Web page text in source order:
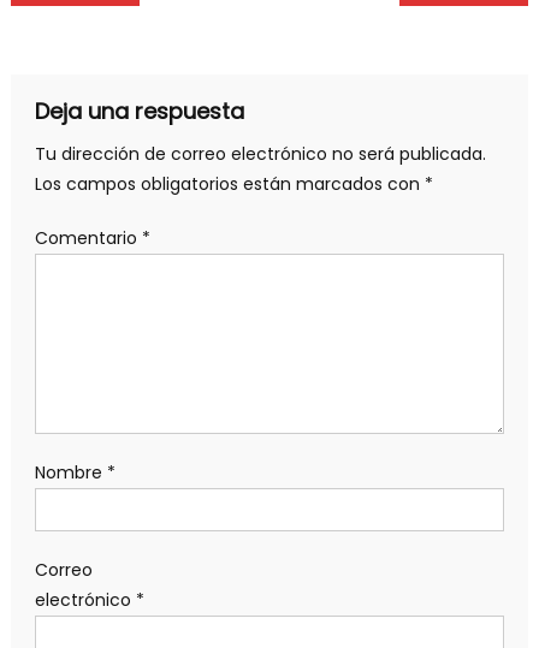
Deja una respuesta
Tu dirección de correo electrónico no será publicada.
Los campos obligatorios están marcados con *
Comentario *
Nombre *
Correo
electrónico *